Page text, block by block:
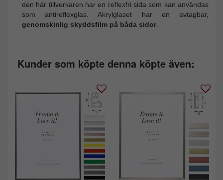
den här tillverkaren har en reflexfri sida som kan användas
som antireflexglas. Akrylglaset har en avtagbar,
genomskinlig skyddsfilm på båda sidor.
Kunder som köpte denna köpte även: